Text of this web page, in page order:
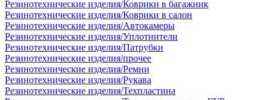
Резинотехнические изделия/Коврики в багажник
Резинотехнические изделия/Коврики в салон
Резинотехнические изделия/Автокамеры
Резинотехнические изделия/Уплотнители
Резинотехнические изделия/Патрубки
Резинотехнические изделия/прочее
Резинотехнические изделия/Ремни
Резинотехнические изделия/Рукава
Резинотехнические изделия/Техпластина